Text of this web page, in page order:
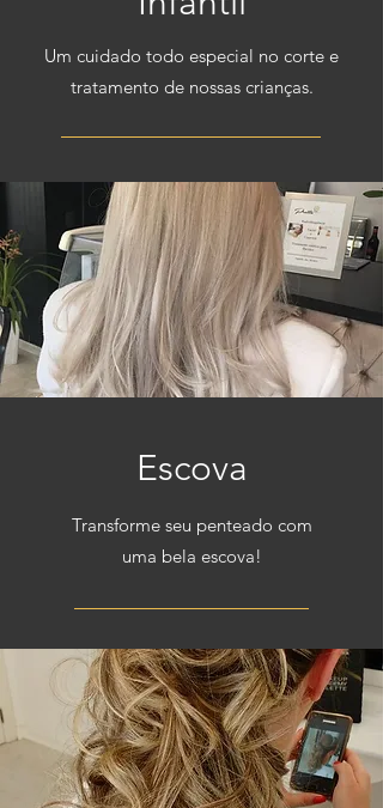
Um cuidado todo especial no corte e
tratamento de nossas crianças.
Escova
Transforme seu penteado com
uma bela escova!